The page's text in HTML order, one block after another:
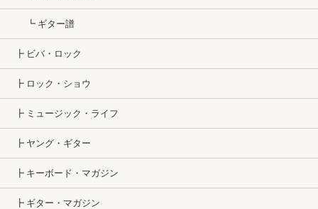
┗ ギター譜
┣ ビバ・ロック
┣ ロック・ショウ
┣ ミュージック・ライフ
┣ ヤング・ギター
┣ キーボード・マガジン
┣ ギター・マガジン